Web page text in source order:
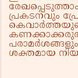
പ്രകടനവും
ശക്തമായ